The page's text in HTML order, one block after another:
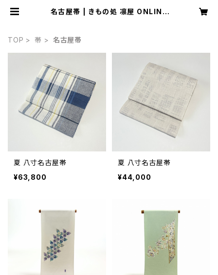
名古屋帯 | きもの処 凛屋 ONLINE
TOP 帯 名古屋帯
夏 八寸名古屋帯
¥63,800
夏 八寸名古屋帯
¥44,000